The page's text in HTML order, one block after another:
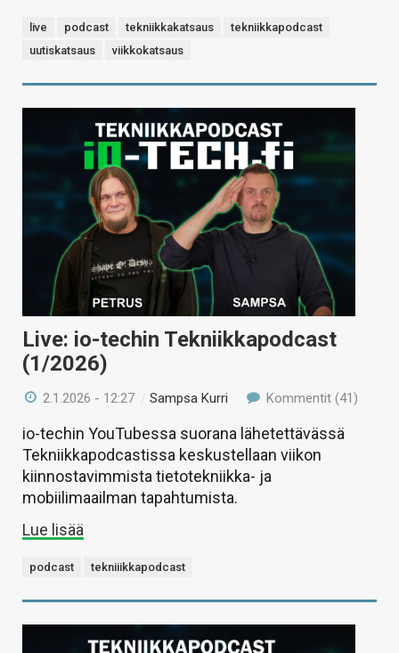
live podcast tekniikkakatsaus
tekniikkapodcast
uutiskatsaus
viikkokatsaus
Live: io-techin Tekniikkapodcast
(1/2026)
2.1.2026 - 12:27 /Sampsa Kurri Kommentit (41)
io-techin YouTubessa suorana lähetettävässä
Tekniikkapodcastissa keskustellaan viikon
kiinnostavimmista tietotekniikka- ja
mobiilimaailman tapahtumista.
Lue lisää
podcast tekniiikkapodcast